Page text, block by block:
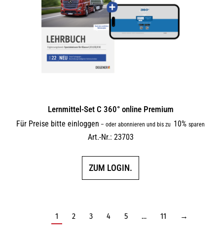
Lernmittel-Set C 360° online Premium
Für Preise bitte einloggen – oder abonnieren und bis zu 10% sparen
Art.-Nr.: 23703
ZUM LOGIN.
1 2 3 4 5 … 11 →